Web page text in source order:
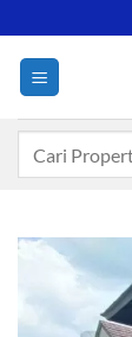
to
content